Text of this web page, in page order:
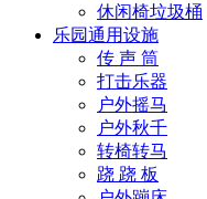
休闲椅垃圾桶
乐园通用设施
传 声 筒
打击乐器
户外摇马
户外秋千
转椅转马
跷 跷 板